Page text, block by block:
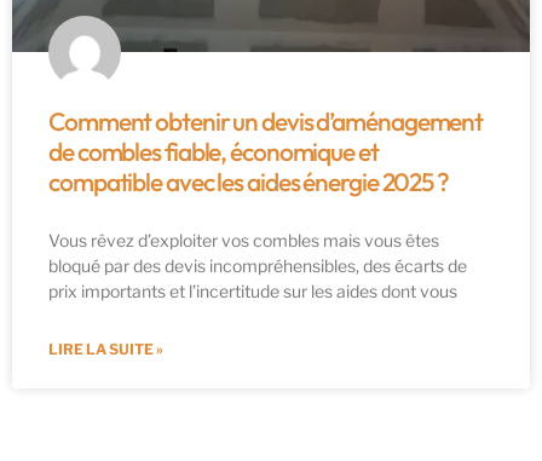
Comment obtenir un devis d’aménagement
de combles fiable, économique et
compatible avec les aides énergie 2025 ?
Vous rêvez d’exploiter vos combles mais vous êtes
bloqué par des devis incompréhensibles, des écarts de
prix importants et l’incertitude sur les aides dont vous
LIRE LA SUITE »